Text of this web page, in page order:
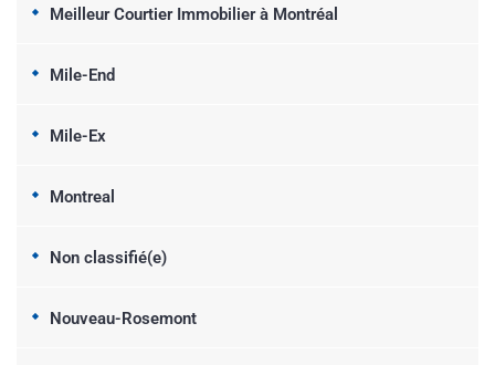
Meilleur Courtier Immobilier à Montréal
Mile-End
Mile-Ex
Montreal
Non classifié(e)
Nouveau-Rosemont